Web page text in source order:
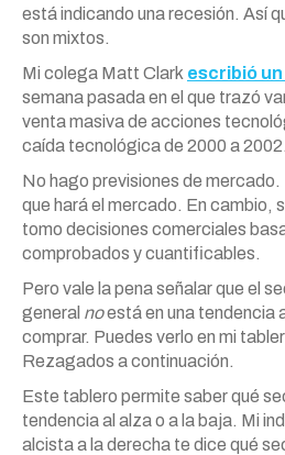
está indicando una recesión. Así
son mixtos.
Mi colega Matt Clark escribió
semana pasada en el que trazó
venta masiva de acciones
caída tecnológica de 2000 a 2002.
No hago previsiones de
que hará el mercado. En cambio,
tomo decisiones comerciales
comprobados y cuantificables.
Pero vale la pena señalar que el
general noestá en una tendencia
comprar. Puedes verlo en mi
Rezagados a continuación.
Este tablero permite saber qué
tendencia al alza o a la baja. Mi
alcista a la derecha te dice qué